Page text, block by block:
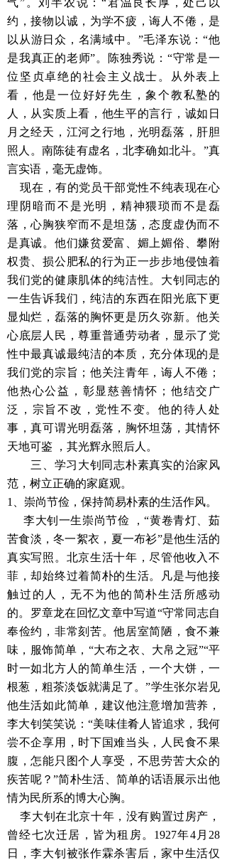
气”。刘半农说：“君温良长厚，处己以
约，接物以诚，为学不疲，诲人不倦，是
以从游日众，名满域中。”毛泽东说：“他
是我真正的老师”。陈独秀说：“守常是一
位坚贞卓绝的社会主义战士。从外表上
看，他是一位好好先生，象个教私塾的
人，从实质上看，他生平的言行，诚如日
月之经天，江河之行地，光明磊落，肝胆
照人。南陈徒有虚名，北李确如北斗。”真
言实语，毫无虚饰。
现在，有的党员干部党性不纯表现在心
理阴暗而不是光明，精神猥琐而不是磊
落，心胸狭窄而不是坦荡，态度虚伪而不
是真诚。他们嫌贫爱富、媚上媚俗、攀附
权贵、损公肥私的行为正一步步地侵蚀着
我们党的健康肌体的纯洁性。大钊同志的
一生告诉我们，纯洁的东西在阳光底下更
显灿烂，磊落的胸怀更是历久弥新。他关
心底层人民，尊重普通劳动者，显示了党
性中最真诚最纯洁的本质，充分体现的是
我们党的宗旨；他关注青年，诲人不倦；
他热心公益，彰显慈善情怀；他结交广
泛，宗旨不改，党性不变。他的待人处
事，真可谓光明磊落，胸怀坦荡，其情怀
天地可鉴 ，其光辉永照后人。
三、学习大钊同志朴素真实的治家风
范，树立正确的家庭观。
1、崇尚节俭，保持简易朴素的生活作风。
李大钊一生崇尚节俭 ，“黄卷青灯、茹
苦食淡，冬一絮衣，夏一布衫”是他生活的
真实写照。北京生活十年，尽管他收入不
菲，却始终过着简朴的生活。凡是与他接
触过的人，无不为他的简朴生活所感动
的。罗章龙在回忆文章中写道“守常同志自
奉俭约，非常刻苦。他居室简陋，食不兼
味，服饰简单，“大布之衣、大帛之冠”“平
时一如北方人的简单生活，一个大饼，一
根葱，粗茶淡饭就满足了。”学生张尔岩见
他生活如此简单，建议他注意增加营养，
李大钊笑笑说：“美味佳肴人皆追求，我何
尝不企享用，时下国难当头，人民食不果
腹，怎能只图个人享受，不思劳苦大众的
疾苦呢？”简朴生活、简单的话语展示出他
情为民所系的博大心胸。
李大钊在北京十年，没有购置过房产，
曾经七次迁居，皆为租房。1927年4月28
日，李大钊被张作霖杀害后，家中生活仅